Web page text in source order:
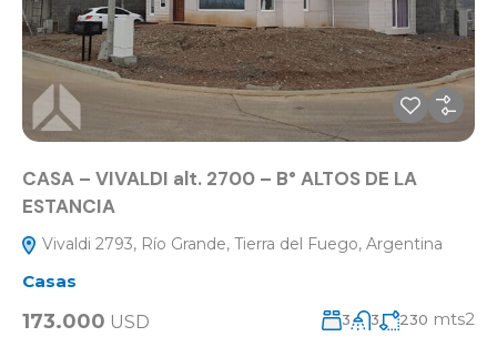
CASA – VIVALDI alt. 2700 – B° ALTOS DE LA
ESTANCIA
Vivaldi 2793, Río Grande, Tierra del Fuego, Argentina
Casas
173.000 USD 3 3 230 mts2